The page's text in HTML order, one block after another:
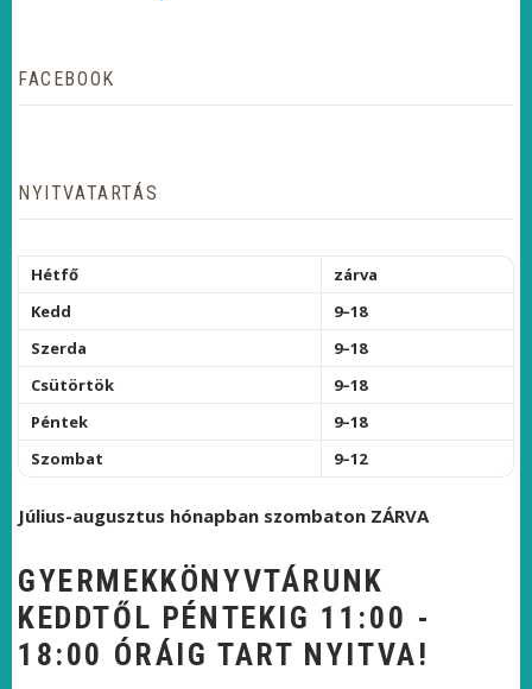
FACEBOOK
NYITVATARTÁS
Hétfő
zárva
Kedd
9–18
Szerda
9–18
Csütörtök
9–18
Péntek
9–18
Szombat
9–12
Július-augusztus hónapban szombaton ZÁRVA
GYERMEKKÖNYVTÁRUNK
KEDDTŐL PÉNTEKIG 11:00 -
18:00 ÓRÁIG TART NYITVA!